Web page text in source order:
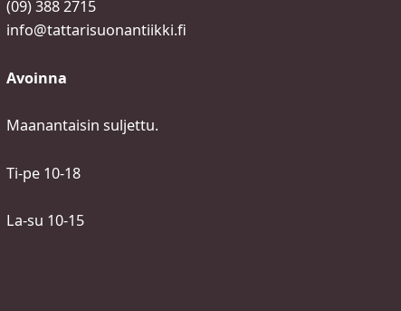
(09) 388 2715
info@tattarisuonantiikki.fi
Avoinna
Maanantaisin suljettu.
Ti-pe 10-18
La-su 10-15